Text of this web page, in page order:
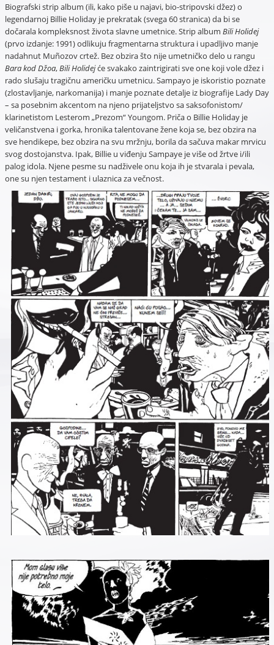
Biografski strip album (ili, kako piše u najavi, bio-stripovski džez) o
legendarnoj Billie Holiday je prekratak (svega 60 stranica) da bi se
dočarala kompleksnost života slavne umetnice. Strip album Bili Holidej
(prvo izdanje: 1991) odlikuju fragmentarna struktura i upadljivo manje
nadahnut Muñozov crtež. Bez obzira što nije umetničko delo u rangu
Bara kod Džoa,Bili Holidejće svakako zaintrigirati sve one koji vole džez i
rado slušaju tragičnu američku umetnicu. Sampayo je iskoristio poznate
(zlostavljanje, narkomanija) i manje poznate detalje iz biografije Lady Day
– sa posebnim akcentom na njeno prijateljstvo sa saksofonistom/
klarinetistom Lesterom „Prezom“ Youngom. Priča o Billie Holiday je
veličanstvena i gorka, hronika talentovane žene koja se, bez obzira na
sve hendikepe, bez obzira na svu mržnju, borila da sačuva makar mrvicu
svog dostojanstva. Ipak, Billie u viđenju Sampaye je više od žrtve i/ili
palog idola. Njene pesme su nadživele onu koja ih je stvarala i pevala,
one su njen testament i ulaznica za večnost.